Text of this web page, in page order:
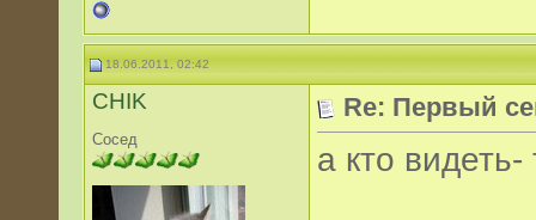
18.06.2011, 02:42
CHIK
Сосед
Re: Первый
а кто видеть-